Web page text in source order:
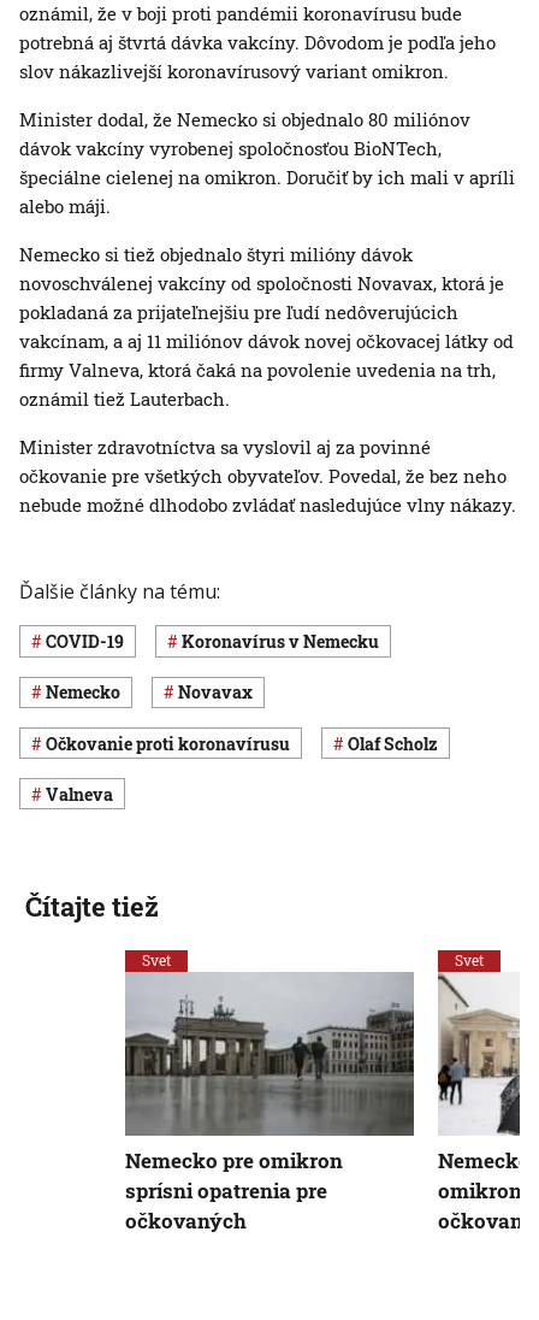
oznámil, že v boji proti pandémii koronavírusu bude
potrebná aj štvrtá dávka vakcíny. Dôvodom je podľa jeho
slov nákazlivejší koronavírusový variant omikron.
Minister dodal, že Nemecko si objednalo 80 miliónov
dávok vakcíny vyrobenej spoločnosťou BioNTech,
špeciálne cielenej na omikron. Doručiť by ich mali v apríli
alebo máji.
Nemecko si tiež objednalo štyri milióny dávok
novoschválenej vakcíny od spoločnosti Novavax, ktorá je
pokladaná za prijateľnejšiu pre ľudí nedôverujúcich
vakcínam, a aj 11 miliónov dávok novej očkovacej látky od
firmy Valneva, ktorá čaká na povolenie uvedenia na trh,
oznámil tiež Lauterbach.
Minister zdravotníctva sa vyslovil aj za povinné
očkovanie pre všetkých obyvateľov. Povedal, že bez neho
nebude možné dlhodobo zvládať nasledujúce vlny nákazy.
Ďalšie články na tému:
COVID-19 koronavírus v Nemecku
Nemecko Novavax
očkovanie proti koronavírusu Olaf Scholz
Valneva
Čítajte tiež
Svet
Nemecko pre omikron
sprísni opatrenia pre
očkovaných
Svet
Nemecko
omikron